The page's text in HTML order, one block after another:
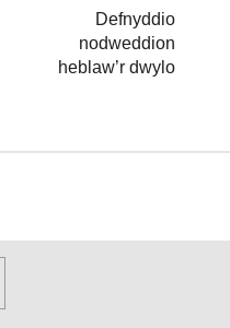
Defnyddio
nodweddion
heblaw’r dwylo